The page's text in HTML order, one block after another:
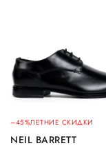
–45%ЛЕТНИЕ СКИДКИ
NEIL BARRETT